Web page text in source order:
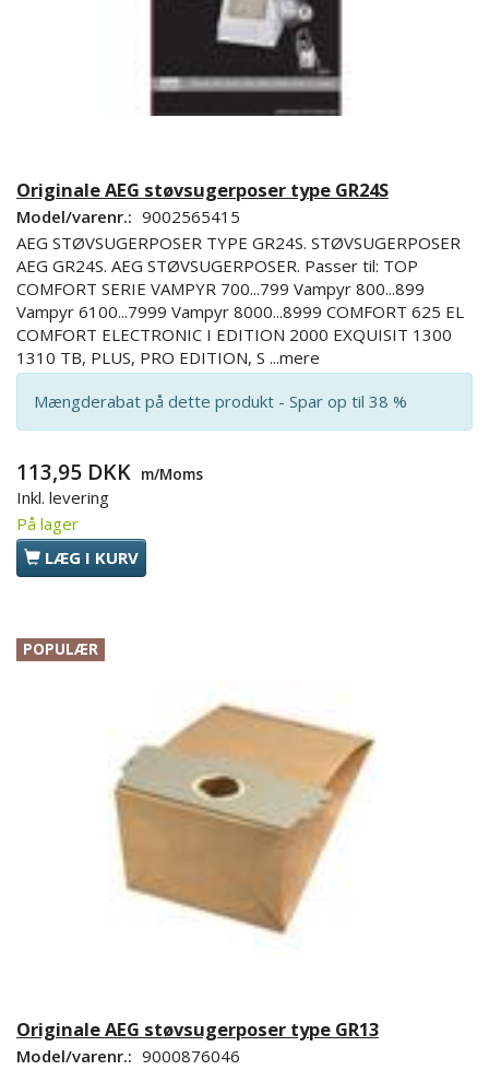
Originale AEG støvsugerposer type GR24S
Model/varenr.: 9002565415
AEG STØVSUGERPOSER TYPE GR24S. STØVSUGERPOSER
AEG GR24S. AEG STØVSUGERPOSER. Passer til: TOP
COMFORT SERIE VAMPYR 700...799 Vampyr 800...899
Vampyr 6100...7999 Vampyr 8000...8999 COMFORT 625 EL
COMFORT ELECTRONIC I EDITION 2000 EXQUISIT 1300
1310 TB, PLUS, PRO EDITION, S ...mere
Mængderabat på dette produkt - Spar op til 38 %
113,95 DKK m/Moms
Inkl. levering
På lager
LÆG I KURV
POPULÆR
Originale AEG støvsugerposer type GR13
Model/varenr.: 9000876046